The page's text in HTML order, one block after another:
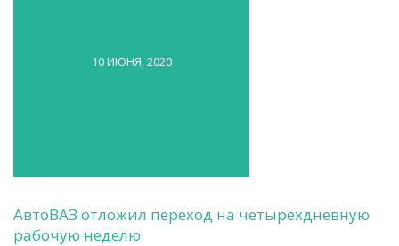
10 ИЮНЯ, 2020
АвтоВАЗ отложил переход на четырехдневную
рабочую неделю